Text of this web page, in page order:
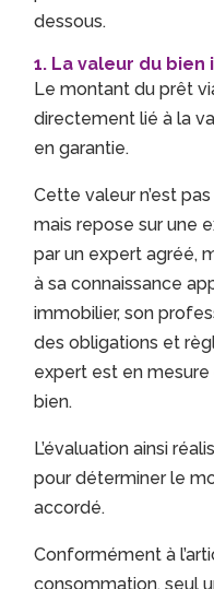
dessous.
1. La valeur du
Le montant du prêt
directement lié à la
en garantie.
Cette valeur n’est
mais repose sur une
par un expert agréé,
à sa connaissance
immobilier, son
des obligations et
expert est en
bien.
L’évaluation ainsi
pour déterminer le
accordé.
Conformément à
consommation, seul